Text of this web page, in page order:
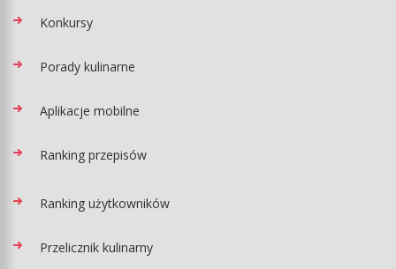
Konkursy
Porady kulinarne
Aplikacje mobilne
Ranking przepisów
Ranking użytkowników
Przelicznik kulinarny